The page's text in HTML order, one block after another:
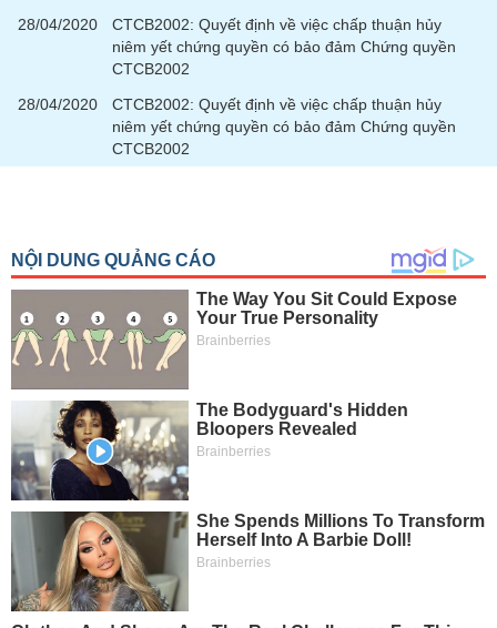
28/04/2020
CTCB2002: Quyết định về việc chấp thuận hủy
niêm yết chứng quyền có bảo đảm Chứng quyền
CTCB2002
28/04/2020
CTCB2002: Quyết định về việc chấp thuận hủy
niêm yết chứng quyền có bảo đảm Chứng quyền
CTCB2002
chính